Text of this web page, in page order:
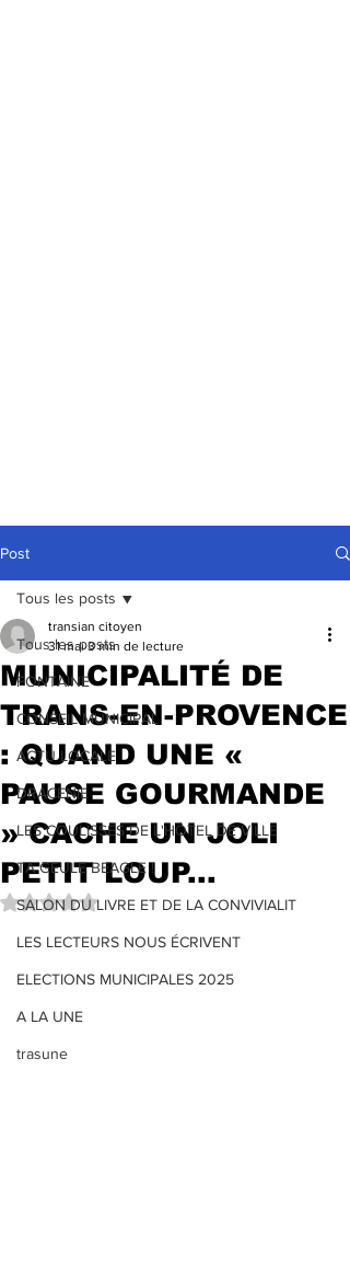
Post
Tous les posts
FONTAINE
CONSEIL MUNICIPAL
ACTU LOCALE
DRACENIE
LES COULISSES DE L'HÔTEL DE VILLE
TA GEULE BEAGLE !
SALON DU LIVRE ET DE LA CONVIVIALIT
LES LECTEURS NOUS ÉCRIVENT
ELECTIONS MUNICIPALES 2025
A LA UNE
trasune
Tous les posts
MUNICIPALITÉ DE
TRANS-EN-PROVENCE
: QUAND UNE «
PAUSE GOURMANDE
» CACHE UN JOLI
PETIT LOUP...
transian citoyen
31 mai 3 min de lecture
Noté NaN étoiles sur 5.